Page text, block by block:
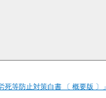
等防止対策白書 〔 概要版 〕」